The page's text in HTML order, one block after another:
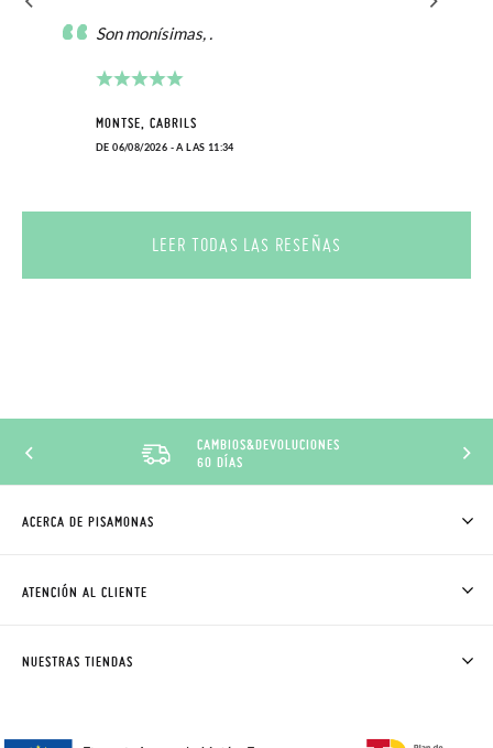
Son monísimas, .
MONTSE, CABRILS
DE 06/08/2026 - A LAS 11:34
LEER TODAS LAS RESEÑAS
CAMBIOS&DEVOLUCIONES
60 DÍAS
ACERCA DE PISAMONAS
CÓMO COMPRAR
ATENCIÓN AL CLIENTE
NUESTRAS TIENDAS